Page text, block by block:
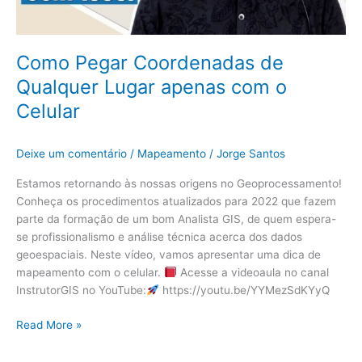
Como Pegar Coordenadas de
Qualquer Lugar apenas com o
Celular
Deixe um comentário / Mapeamento / Jorge Santos
Estamos retornando às nossas origens no Geoprocessamento!
Conheça os procedimentos atualizados para 2022 que fazem
parte da formação de um bom Analista GIS, de quem espera-
se profissionalismo e análise técnica acerca dos dados
geoespaciais. Neste vídeo, vamos apresentar uma dica de
mapeamento com o celular.
Acesse a videoaula no canal
InstrutorGIS no YouTube:
https://youtu.be/YYMezSdKYyQ
Read More »